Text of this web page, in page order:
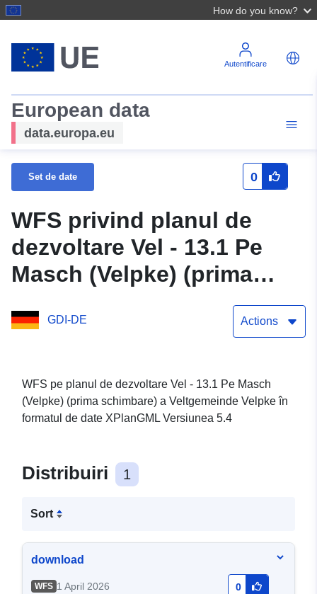
How do you know?
Autentificare
European data
data.europa.eu
Set de date 0
WFS privind planul de
dezvoltare Vel - 13.1 Pe
Masch (Velpke) (prima
municipalității Velpke
GDI-DE Actions
WFS pe planul de dezvoltare Vel - 13.1 Pe Masch
(Velpke) (prima schimbare) a Veltgemeinde Velpke în
formatul de date XPlanGML Versiunea 5.4
Distribuiri 1
Sort
download
WFS 1 April 2026 0